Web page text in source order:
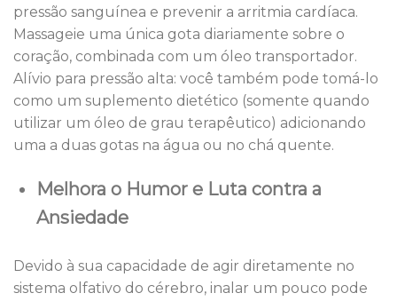
pressão sanguínea e prevenir a arritmia cardíaca.
Massageie uma única gota diariamente sobre o
coração, combinada com um óleo transportador.
Alívio para pressão alta: você também pode tomá-lo
como um suplemento dietético (somente quando
utilizar um óleo de grau terapêutico) adicionando
uma a duas gotas na água ou no chá quente.
Melhora o Humor e Luta contra a
Ansiedade
Devido à sua capacidade de agir diretamente no
sistema olfativo do cérebro, inalar um pouco pode